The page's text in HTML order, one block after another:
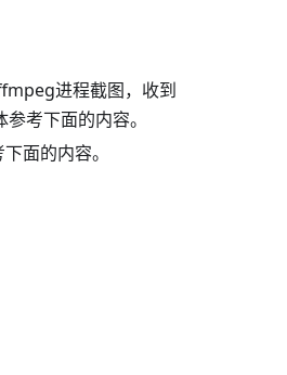
进程截图，收到
考下面的内容。
面的内容。